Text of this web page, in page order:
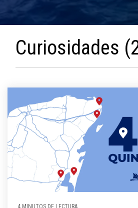
Curiosidades
4 MINUTOS DE LECTURA